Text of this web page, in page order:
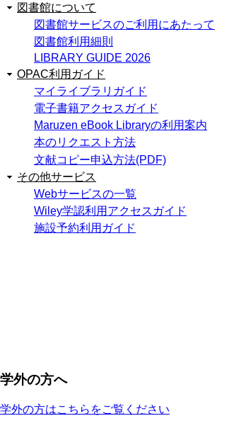
図書館について
図書館サービスのご利用にあたって
図書館利用細則
LIBRARY GUIDE 2026
OPAC利用ガイド
マイライブラリガイド
電子書籍アクセスガイド
Maruzen eBook Libraryの利用案内
本のリクエスト方法
文献コピー申込方法(PDF)
その他サービス
Webサービスの一覧
Wiley学認利用アクセスガイド
施設予約利用ガイド
学外の方へ
学外の方はこちらをご覧ください